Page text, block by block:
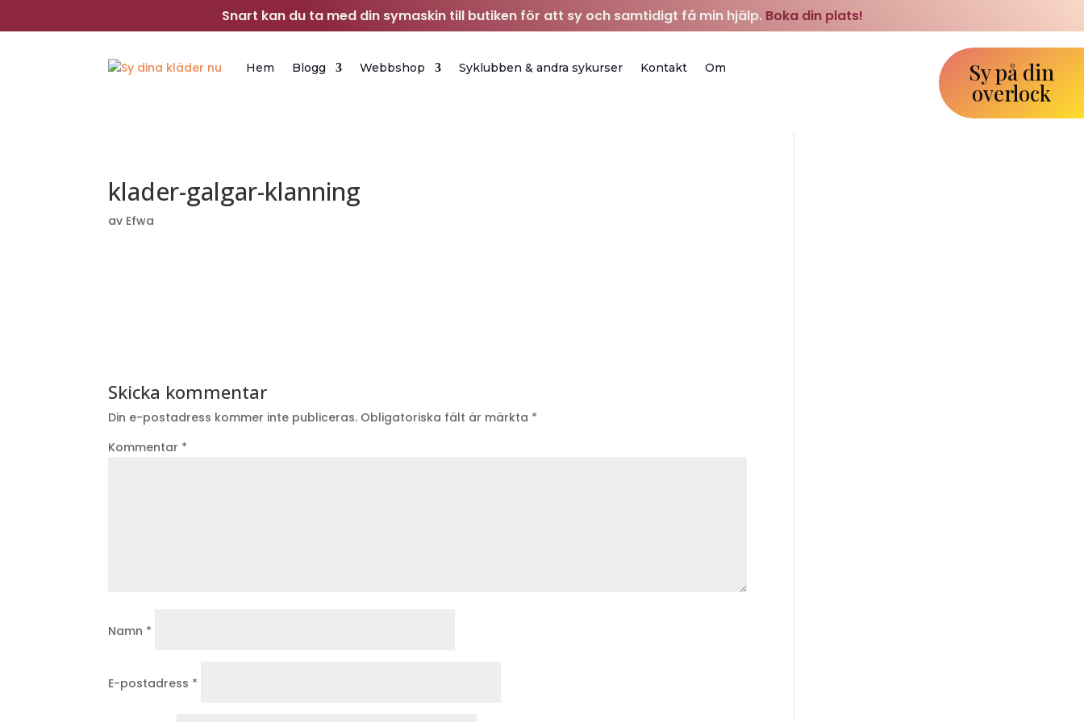
Snart kan du ta med din symaskin till butiken för att sy och samtidigt få min hjälp. Boka din plats!
Hem Blogg Webbshop Syklubben & andra sykurser Kontakt Om Sy på din
overlock
klader-galgar-klanning
av Efwa
Skicka kommentar
Din e-postadress kommer inte publiceras. Obligatoriska fält är märkta *
Kommentar *
Namn *
E-postadress *